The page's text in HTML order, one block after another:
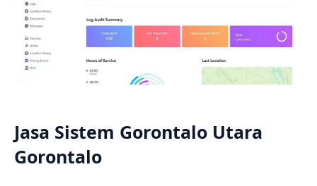
Jasa Sistem Gorontalo Utara
Gorontalo